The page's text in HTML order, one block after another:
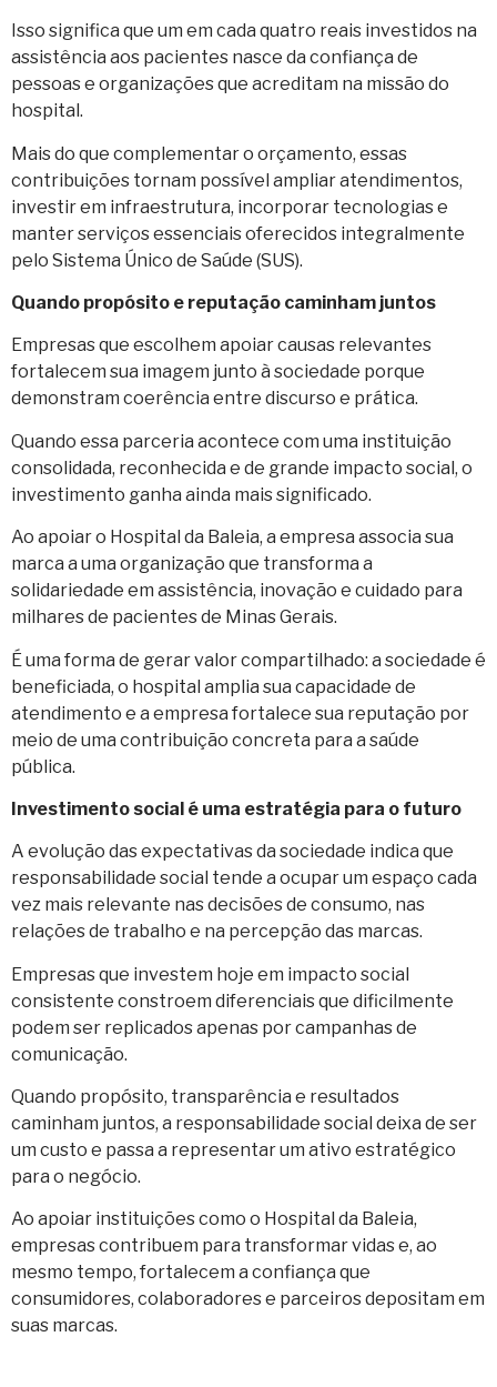
Isso significa que um em cada quatro reais investidos na
assistência aos pacientes nasce da confiança de
pessoas e organizações que acreditam na missão do
hospital.
Mais do que complementar o orçamento, essas
contribuições tornam possível ampliar atendimentos,
investir em infraestrutura, incorporar tecnologias e
manter serviços essenciais oferecidos integralmente
pelo Sistema Único de Saúde (SUS).
Quando propósito e reputação caminham juntos
Empresas que escolhem apoiar causas relevantes
fortalecem sua imagem junto à sociedade porque
demonstram coerência entre discurso e prática.
Quando essa parceria acontece com uma instituição
consolidada, reconhecida e de grande impacto social, o
investimento ganha ainda mais significado.
Ao apoiar o Hospital da Baleia, a empresa associa sua
marca a uma organização que transforma a
solidariedade em assistência, inovação e cuidado para
milhares de pacientes de Minas Gerais.
É uma forma de gerar valor compartilhado: a sociedade é
beneficiada, o hospital amplia sua capacidade de
atendimento e a empresa fortalece sua reputação por
meio de uma contribuição concreta para a saúde
pública.
Investimento social é uma estratégia para o futuro
A evolução das expectativas da sociedade indica que
responsabilidade social tende a ocupar um espaço cada
vez mais relevante nas decisões de consumo, nas
relações de trabalho e na percepção das marcas.
Empresas que investem hoje em impacto social
consistente constroem diferenciais que dificilmente
podem ser replicados apenas por campanhas de
comunicação.
Quando propósito, transparência e resultados
caminham juntos, a responsabilidade social deixa de ser
um custo e passa a representar um ativo estratégico
para o negócio.
Ao apoiar instituições como o Hospital da Baleia,
empresas contribuem para transformar vidas e, ao
mesmo tempo, fortalecem a confiança que
consumidores, colaboradores e parceiros depositam em
suas marcas.